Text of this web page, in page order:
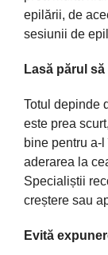
epilării, de
sesiunii de
Lasă părul
Totul depinde
este prea
bine pentru a-
aderarea la
Specialiștii
creștere sau
Evită